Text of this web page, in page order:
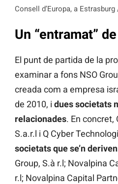
Consell d’Europa, a Estrasburg
Un “entramat”
El punt de partida de la
examinar a fons NSO
creada com a empresa
de 2010, i dues societats
relacionades. En concret,
S.a.r.l i Q Cyber
societats que se’n
Group, S.à r.l; Novalpina
r.l; Novalpina Capital